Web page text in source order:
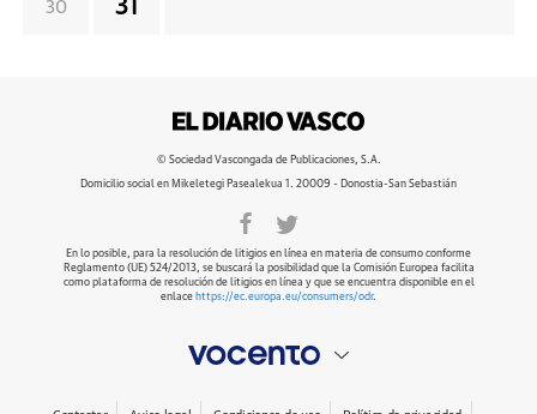
30 31
© Sociedad Vascongada de Publicaciones, S.A.
Domicilio social en Mikeletegi Pasealekua 1. 20009 - Donostia-San Sebastián
En lo posible, para la resolución de litigios en línea en materia de consumo conforme
Reglamento (UE) 524/2013, se buscará la posibilidad que la Comisión Europea facilita
como plataforma de resolución de litigios en línea y que se encuentra disponible en el
enlace https://ec.europa.eu/consumers/odr.